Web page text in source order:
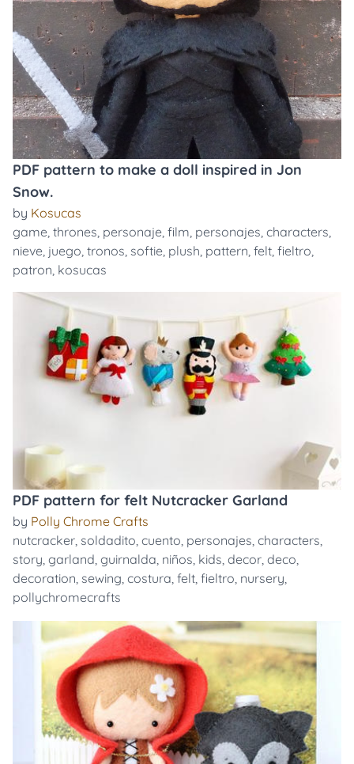
PDF pattern to make a doll inspired in Jon
Snow.
by Kosucas
game, thrones, personaje, film, personajes, characters,
nieve, juego, tronos, softie, plush, pattern, felt, fieltro,
patron, kosucas
PDF pattern for felt Nutcracker Garland
by Polly Chrome Crafts
nutcracker, soldadito, cuento, personajes, characters,
story, garland, guirnalda, niños, kids, decor, deco,
decoration, sewing, costura, felt, fieltro, nursery,
pollychromecrafts